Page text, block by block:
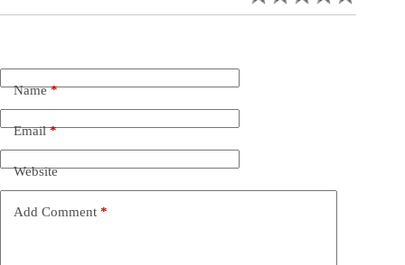
Name*
Email*
Website
Add Comment *